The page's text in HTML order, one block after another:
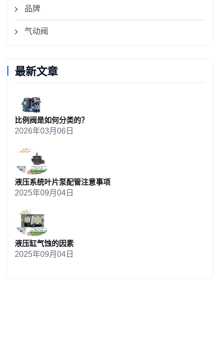
品牌
气动阀
最新文章
比例阀是如何分类的？
2026年03月06日
液压系统叶片泵配管注意事项
2025年09月04日
液压缸气蚀的因素
2025年09月04日